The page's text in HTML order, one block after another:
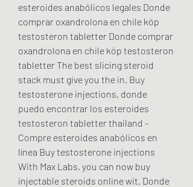
esteroides anabólicos legales Donde
comprar oxandrolona en chile köp
testosteron tabletter Donde comprar
oxandrolona en chile köp testosteron
tabletter The best slicing steroid
stack must give you the in. Buy
testosterone injections, donde
puedo encontrar los esteroides
testosteron tabletter thailand -
Compre esteroides anabólicos en
línea Buy testosterone injections
With Max Labs, you can now buy
injectable steroids online wit. Donde